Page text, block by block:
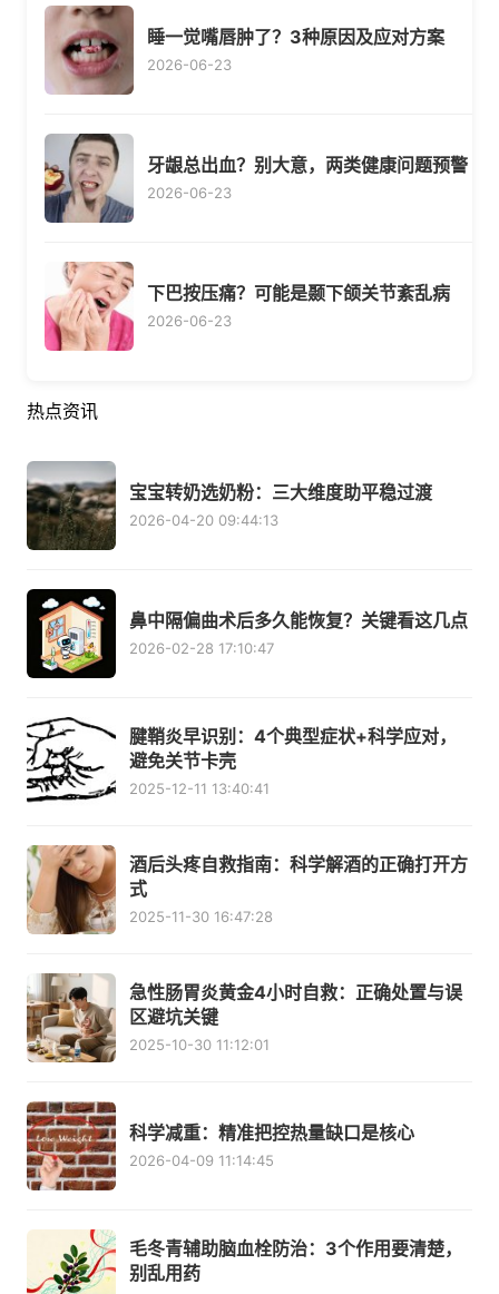
睡一觉嘴唇肿了？3种原因及应对方案
2026-06-23
牙龈总出血？别大意，两类健康问题预警
2026-06-23
下巴按压痛？可能是颞下颌关节紊乱病
2026-06-23
热点资讯
宝宝转奶选奶粉：三大维度助平稳过渡
2026-04-20 09:44:13
鼻中隔偏曲术后多久能恢复？关键看这几点
2026-02-28 17:10:47
腱鞘炎早识别：4个典型症状+科学应对，
避免关节卡壳
2025-12-11 13:40:41
酒后头疼自救指南：科学解酒的正确打开方
式
2025-11-30 16:47:28
急性肠胃炎黄金4小时自救：正确处置与误
区避坑关键
2025-10-30 11:12:01
科学减重：精准把控热量缺口是核心
2026-04-09 11:14:45
毛冬青辅助脑血栓防治：3个作用要清楚，
别乱用药